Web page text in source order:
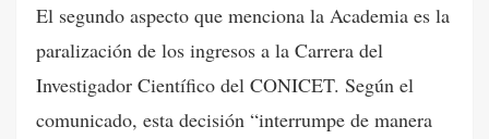
El segundo aspecto que menciona la Academia es la
paralización de los ingresos a la Carrera del
Investigador Científico del CONICET. Según el
comunicado, esta decisión “interrumpe de manera